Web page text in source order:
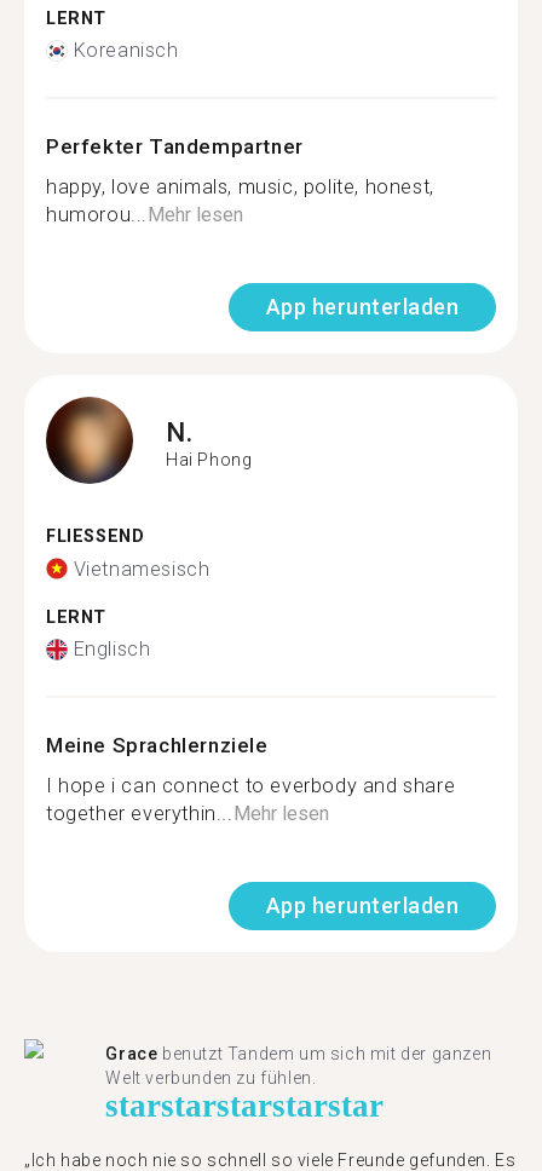
LERNT
Koreanisch
Perfekter Tandempartner
happy, love animals, music, polite, honest,
humorou...Mehr lesen
App herunterladen
N.
Hai Phong
FLIESSEND
Vietnamesisch
LERNT
Englisch
Meine Sprachlernziele
I hope i can connect to everbody and share
together everythin...Mehr lesen
App herunterladen
Grace benutzt Tandem um sich mit der ganzen
Welt verbunden zu fühlen.
starstarstarstarstar
„Ich habe noch nie so schnell so viele Freunde gefunden. Es